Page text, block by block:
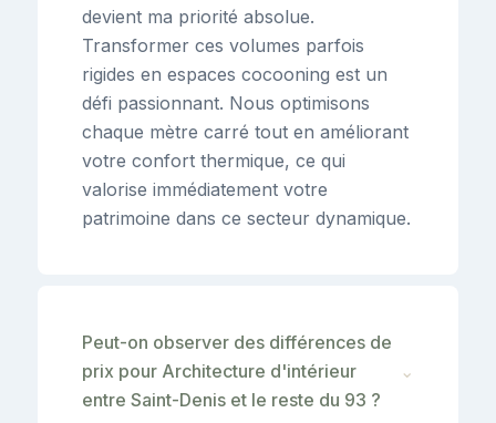
devient ma priorité absolue.
Transformer ces volumes parfois
rigides en espaces cocooning est un
défi passionnant. Nous optimisons
chaque mètre carré tout en améliorant
votre confort thermique, ce qui
valorise immédiatement votre
patrimoine dans ce secteur dynamique.
Peut-on observer des différences de
prix pour Architecture d'intérieur
entre Saint-Denis et le reste du 93 ?
⌄